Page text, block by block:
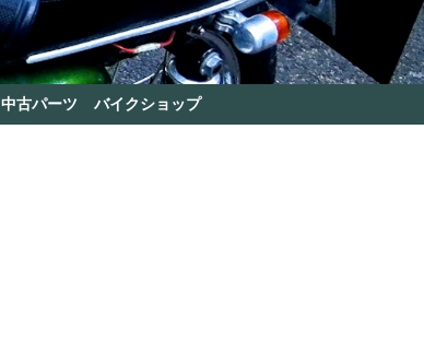
中古パーツ バイクショップ